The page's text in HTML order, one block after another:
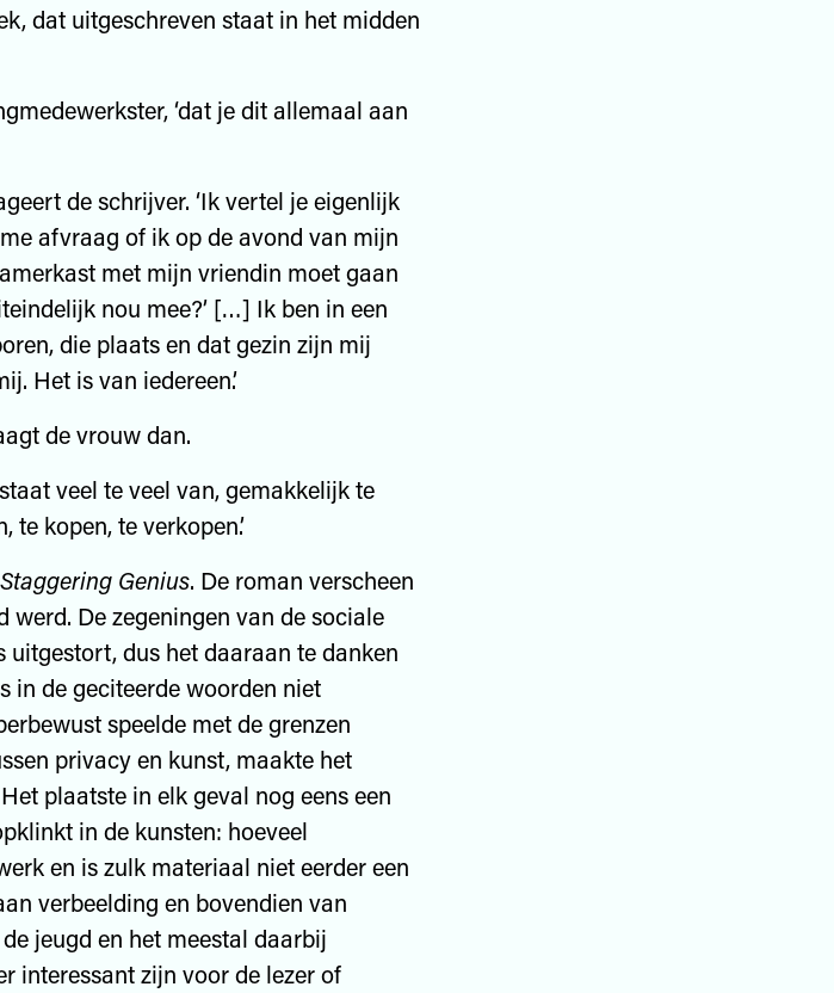
dat uitgeschreven staat in het midden
‘dat je dit allemaal aan
de schrijver. ‘Ik vertel je eigenlijk
afvraag of ik op de avond van mijn
met mijn vriendin moet gaan
nou mee?’ […] Ik ben in een
die plaats en dat gezin zijn mij
Het is van iedereen.’
de vrouw dan.
veel te veel van, gemakkelijk te
kopen, te verkopen.’
Genius. De roman verscheen
De zegeningen van de sociale
dus het daaraan te danken
in de geciteerde woorden niet
speelde met de grenzen
privacy en kunst, maakte het
plaatste in elk geval nog eens een
in de kunsten: hoeveel
en is zulk materiaal niet eerder een
verbeelding en bovendien van
jeugd en het meestal daarbij
interessant zijn voor de lezer of